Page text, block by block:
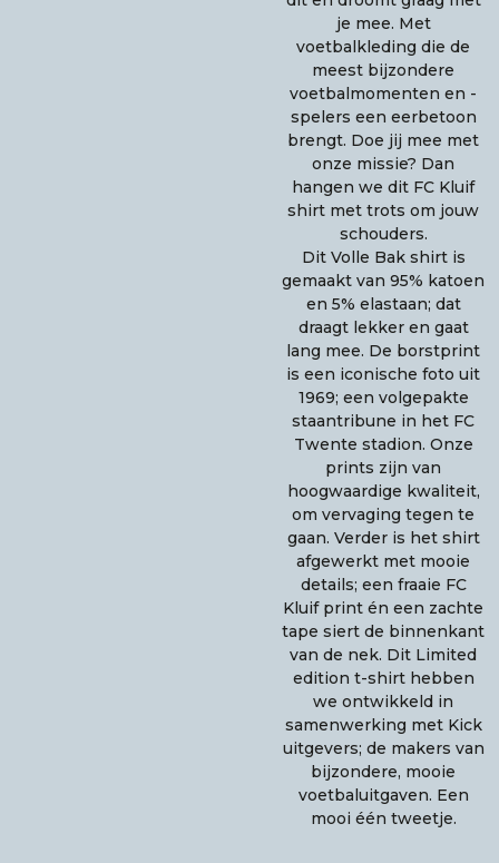
je mee. Met
voetbalkleding die de
meest bijzondere
voetbalmomenten en -
spelers een eerbetoon
brengt. Doe jij mee met
onze missie? Dan
hangen we dit FC Kluif
shirt met trots om jouw
schouders.
Dit Volle Bak shirt is
gemaakt van 95% katoen
en 5% elastaan; dat
draagt lekker en gaat
lang mee. De borstprint
is een iconische foto uit
1969; een volgepakte
staantribune in het FC
Twente stadion. Onze
prints zijn van
hoogwaardige kwaliteit,
om vervaging tegen te
gaan. Verder is het shirt
afgewerkt met mooie
details; een fraaie FC
Kluif print én een zachte
tape siert de binnenkant
van de nek. Dit Limited
edition t-shirt hebben
we ontwikkeld in
samenwerking met Kick
uitgevers; de makers van
bijzondere, mooie
voetbaluitgaven. Een
mooi één tweetje.